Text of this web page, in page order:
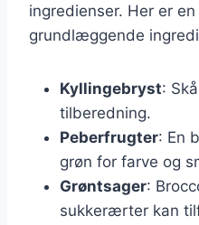
ingredienser. Her er
grundlæggende
Kyllingebryst:
tilberedning.
Peberfrugter: En
grøn for farve og
Grøntsager:
sukkerærter kan